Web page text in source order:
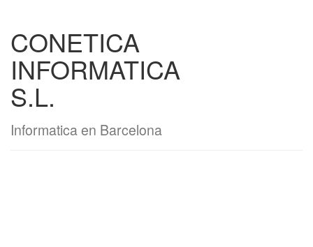
CONETICA
INFORMATICA
S.L.
Informatica en Barcelona